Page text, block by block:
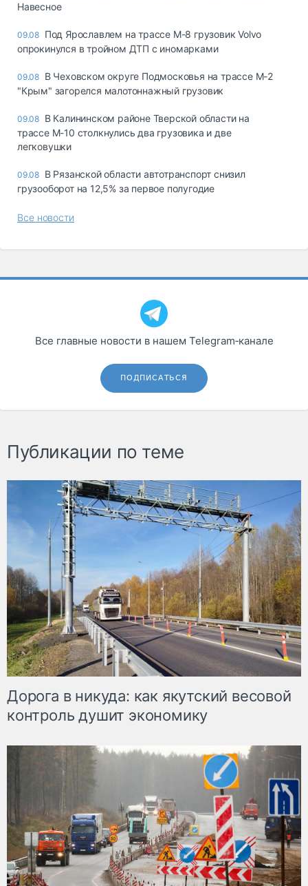
Навесное
09.08 Под Ярославлем на трассе М-8 грузовик Volvo
опрокинулся в тройном ДТП с иномарками
09.08 В Чеховском округе Подмосковья на трассе М-2
"Крым" загорелся малотоннажный грузовик
09.08 В Калининском районе Тверской области на
трассе М-10 столкнулись два грузовика и две
легковушки
09.08 В Рязанской области автотранспорт снизил
грузооборот на 12,5% за первое полугодие
Все новости
Все главные новости в нашем Telegram‑канале
ПОДПИСАТЬСЯ
Публикации по теме
Дорога в никуда: как якутский весовой
контроль душит экономику